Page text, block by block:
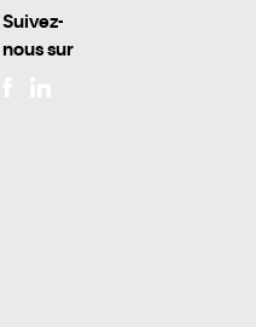
Suivez-
nous sur